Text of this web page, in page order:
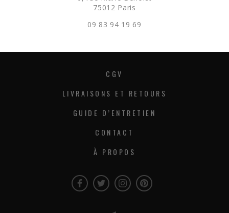
75012 Paris
09 83 94 19 69
CGV
LIVRAISONS ET RETOURS
GUIDE D’ENTRETIEN
CONTACT
À PROPOS
FacebookTwitterInstagramInstagram